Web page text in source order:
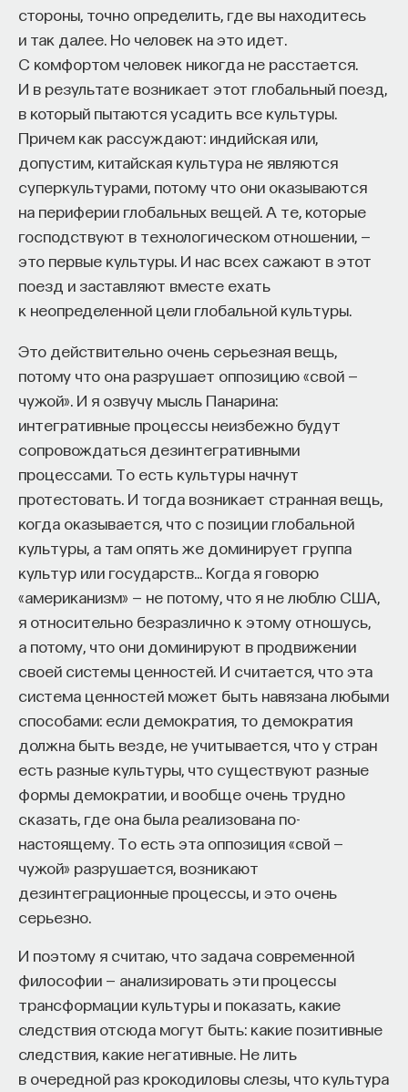
стороны, точно определить, где вы находитесь
и так далее. Но человек на это идет.
С комфортом человек никогда не расстается.
И в результате возникает этот глобальный поезд,
в который пытаются усадить все культуры.
Причем как рассуждают: индийская или,
допустим, китайская культура не являются
суперкультурами, потому что они оказываются
на периферии глобальных вещей. А те, которые
господствуют в технологическом отношении, —
это первые культуры. И нас всех сажают в этот
поезд и заставляют вместе ехать
к неопределенной цели глобальной культуры.
Это действительно очень серьезная вещь,
потому что она разрушает оппозицию «свой —
чужой». И я озвучу мысль Панарина:
интегративные процессы неизбежно будут
сопровождаться дезинтегративными
процессами. То есть культуры начнут
протестовать. И тогда возникает странная вещь,
когда оказывается, что с позиции глобальной
культуры, а там опять же доминирует группа
культур или государств… Когда я говорю
«американизм» — не потому, что я не люблю США,
я относительно безразлично к этому отношусь,
а потому, что они доминируют в продвижении
своей системы ценностей. И считается, что эта
система ценностей может быть навязана любыми
способами: если демократия, то демократия
должна быть везде, не учитывается, что у стран
есть разные культуры, что существуют разные
формы демократии, и вообще очень трудно
сказать, где она была реализована по-
настоящему. То есть эта оппозиция «свой —
чужой» разрушается, возникают
дезинтеграционные процессы, и это очень
серьезно.
И поэтому я считаю, что задача современной
философии — анализировать эти процессы
трансформации культуры и показать, какие
следствия отсюда могут быть: какие позитивные
следствия, какие негативные. Не лить
в очередной раз крокодиловы слезы, что культура
КУЛЬТУРА
776 публикаций
КУЛЬТУРА ИСКУССТВО ИСКУССТВОВЕДЕНИЕ
ИСТОРИЯ ИСКУССТВА ЖИВОПИСЬ
ГУМАНИТАРНЫЕ НАУКИ
Внеси свой вклад в дело
просвещения!
ПОДДЕРЖАТЬ ПОСТНАУКУ